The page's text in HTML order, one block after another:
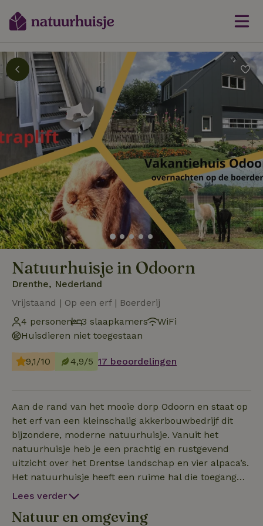
Natuurhuisje in Odoorn
Drenthe, Nederland
Vrijstaand | Op een erf | Boerderij
4 personen
3 slaapkamers
WiFi
Huisdieren niet toegestaan
9,1/10 4,9/5 17 beoordelingen
Aan de rand van het mooie dorp Odoorn en staat op
het erf van een kleinschalig akkerbouwbedrijf dit
bijzondere, moderne natuurhuisje. Vanuit het
natuurhuisje heb je een prachtig en rustgevend
uitzicht over het Drentse landschap en vier alpaca’s.
Het natuurhuisje heeft een ruime hal die toegang
geeft tot de toilet- en douchegelegenheid. Via een
woongedeelte. Het natuurhuisje is voorzien van een
Lees verder
Natuur en omgeving